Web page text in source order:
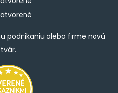
podnikaniu alebo firme novú
tvár.